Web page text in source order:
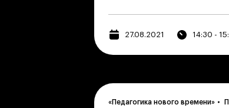
27.08.2021 14:30 -
«Педагогика нового времени»